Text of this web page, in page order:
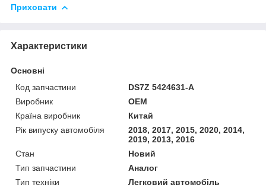
Приховати
Характеристики
Основні
Код запчастини
DS7Z 5424631-A
Виробник
OEM
Країна виробник
Китай
Рік випуску автомобіля
2018, 2017, 2015, 2020, 2014,
2019, 2013, 2016
Стан
Новий
Тип запчастини
Аналог
Тип техніки
Легковий автомобіль